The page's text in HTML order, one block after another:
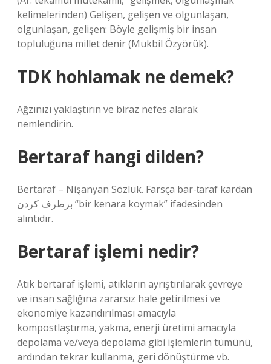
kelimelerinden) Gelişen, gelişen ve olgunlaşan,
olgunlaşan, gelişen: Böyle gelişmiş bir insan
topluluğuna millet denir (Mukbil Özyörük).
TDK hohlamak ne demek?
Ağzınızı yaklaştırın ve biraz nefes alarak
nemlendirin.
Bertaraf hangi dilden?
Bertaraf – Nişanyan Sözlük. Farsça bar-ṭaraf kardan
برطرف کردن “bir kenara koymak” ifadesinden
alıntıdır.
Bertaraf işlemi nedir?
Atık bertaraf işlemi, atıkların ayrıştırılarak çevreye
ve insan sağlığına zararsız hale getirilmesi ve
ekonomiye kazandırılması amacıyla
kompostlaştırma, yakma, enerji üretimi amacıyla
depolama ve/veya depolama gibi işlemlerin tümünü,
ardından tekrar kullanma, geri dönüştürme vb.